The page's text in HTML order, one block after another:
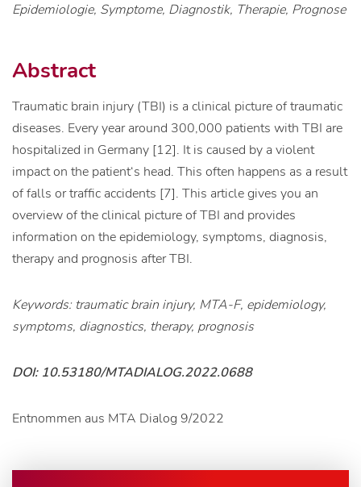
Epidemiologie, Symptome, Diagnostik, Therapie, Prognose
Abstract
Traumatic brain injury (TBI) is a clinical picture of traumatic
diseases. Every year around 300,000 patients with TBI are
hospitalized in Germany [12]. It is caused by a violent
impact on the patient‘s head. This often happens as a result
of falls or traffic accidents [7]. This article gives you an
overview of the clinical picture of TBI and provides
information on the epidemiology, symptoms, diagnosis,
therapy and prognosis after TBI.
Keywords: traumatic brain injury, MTA-F, epidemiology,
symptoms, diagnostics, therapy, prognosis
DOI: 10.53180/MTADIALOG.2022.0688
Entnommen aus MTA Dialog 9/2022